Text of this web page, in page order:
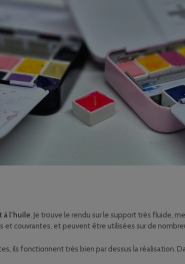
à l’huile. Je trouve le rendu sur le support très fluide,
et couvrantes, et peuvent être utilisées sur de
ils fonctionnent très bien par dessus la réalisation.